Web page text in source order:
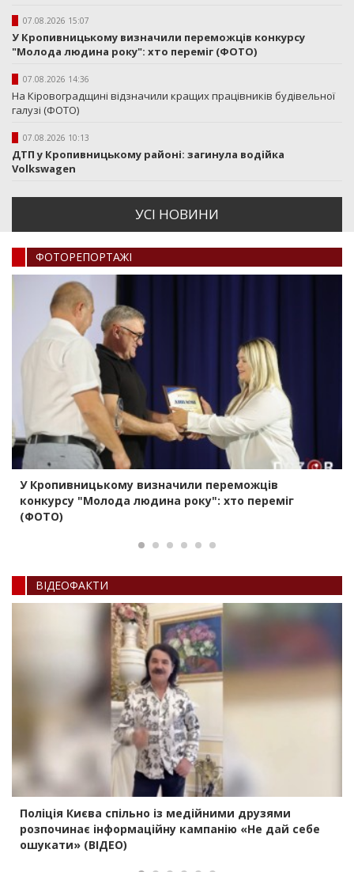
07.08.2026 15:07
У Кропивницькому визначили переможців конкурсу
"Молода людина року": хто переміг (ФОТО)
07.08.2026 14:36
На Кіровоградщині відзначили кращих працівників будівельної
галузі (ФОТО)
07.08.2026 10:13
ДТП у Кропивницькому районі: загинула водійка
Volkswagen
УСI НОВИНИ
ФОТОРЕПОРТАЖI
У Кропивницькому визначили переможців
конкурсу "Молода людина року": хто переміг
(ФОТО)
ВIДЕОФАКТИ
Поліція Києва спільно із медійними друзями
розпочинає інформаційну кампанію «Не дай себе
ошукати» (ВІДЕО)